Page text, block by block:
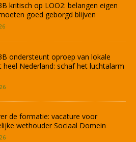
kritisch op LOO2: belangen eigen
goed geborgd blijven
ondersteunt oproep van lokale
heel Nederland: schaf het luchtalarm
de formatie: vacature voor
wethouder Sociaal Domein